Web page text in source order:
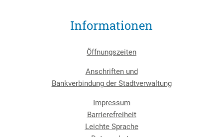
Informationen
Öffnungszeiten
Anschriften und
Bankverbindung der Stadtverwaltung
Impressum
Barrierefreiheit
Leichte Sprache